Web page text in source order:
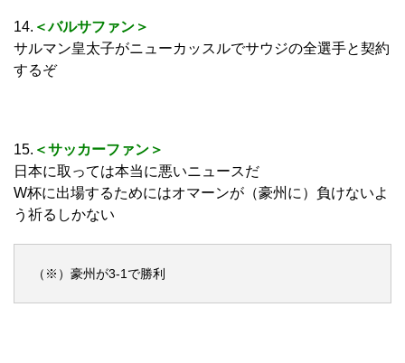
14. ＜バルサファン＞
サルマン皇太子がニューカッスルでサウジの全選手と契約
するぞ
15. ＜サッカーファン＞
日本に取っては本当に悪いニュースだ
W杯に出場するためにはオマーンが（豪州に）負けないよ
う祈るしかない
（※）豪州が3‐1で勝利